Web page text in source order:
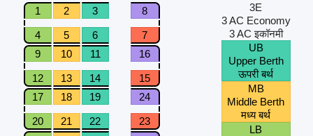
1
2 3 8
4 5 6
7
9
10 11 16
12 13 14
15
17
18 19 24
20 21 22
23
3E
3 AC Economy
3 AC इकॉनमी
UB
Upper Berth
ऊपरी बर्थ
MB
Middle Berth
मध्य बर्थ
LB